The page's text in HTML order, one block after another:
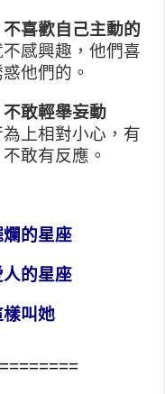
喜歡自己主動的
感興趣，他們喜
他們的。
敢輕舉妄動
上相對小心，有
敢有反應。
的星座
的星座
叫她